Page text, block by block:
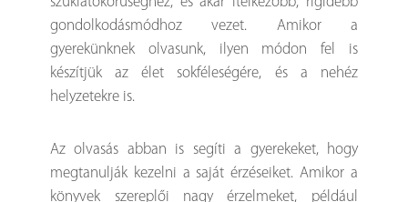
gondolkodásmódhoz vezet. Amikor a
gyerekünknek olvasunk, ilyen módon fel is
készítjük az élet sokféleségére, és a nehéz
helyzetekre is.
Az olvasás abban is segíti a gyerekeket, hogy
megtanulják kezelni a saját érzéseiket. Amikor a
könyvek szereplői nagy érzelmeket, például